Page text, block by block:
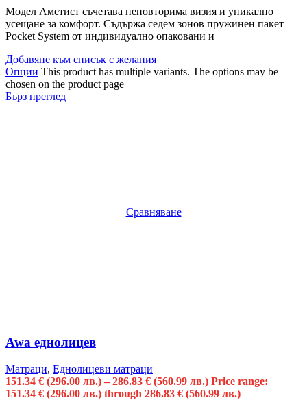
Модел Аметист съчетава неповторима визия и уникално
усещане за комфорт. Съдържа седем зонов пружинен пакет
Pocket System от индивидуално опаковани и
Добавяне към списък с желания
Опции This product has multiple variants. The options may be
chosen on the product page
Бърз преглед
Сравняване
Awa еднолицев
Матраци, Еднолицеви матраци
151.34 € (296.00 лв.) – 286.83 € (560.99 лв.) Price range:
151.34 € (296.00 лв.) through 286.83 € (560.99 лв.)